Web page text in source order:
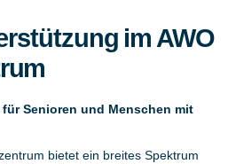
im AWO
Senioren und Menschen mit
bietet ein breites Spektrum